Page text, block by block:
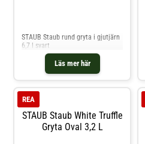
Läs mer här
STAUB Staub rund gryta i gjutjärn
6,7 l svart
STAUB Staub White Truffle
Gryta Oval 3,2 L
REA